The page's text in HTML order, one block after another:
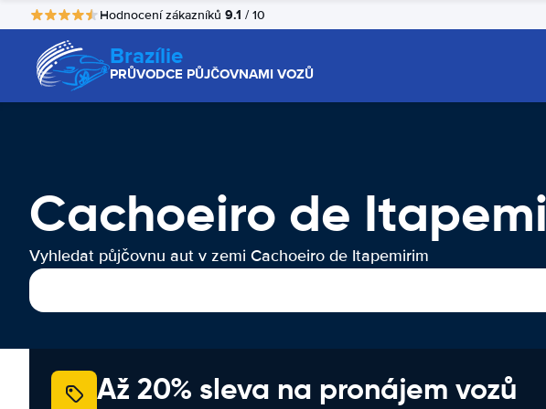
Hodnocení zákazníků 9.1 / 10
Brazílie
PRŮVODCE PŮJČOVNAMI VOZŮ
Cachoeiro de
Vyhledat půjčovnu aut v zemi Cachoeiro de Itapemirim
Až 20% sleva na pronájem vozů